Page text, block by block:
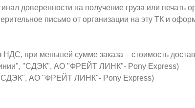
доверенности на получение груза или печать
письмо от организации на эту ТК и
НДС, при меньшей сумме заказа – стоимость
"СДЭК", АО "ФРЕЙТ ЛИНК"- Pony Express)
"СДЭК", АО "ФРЕЙТ ЛИНК"- Pony Express)